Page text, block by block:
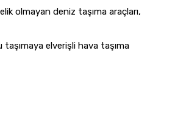
olmayan deniz taşıma araçları,
elverişli hava taşıma